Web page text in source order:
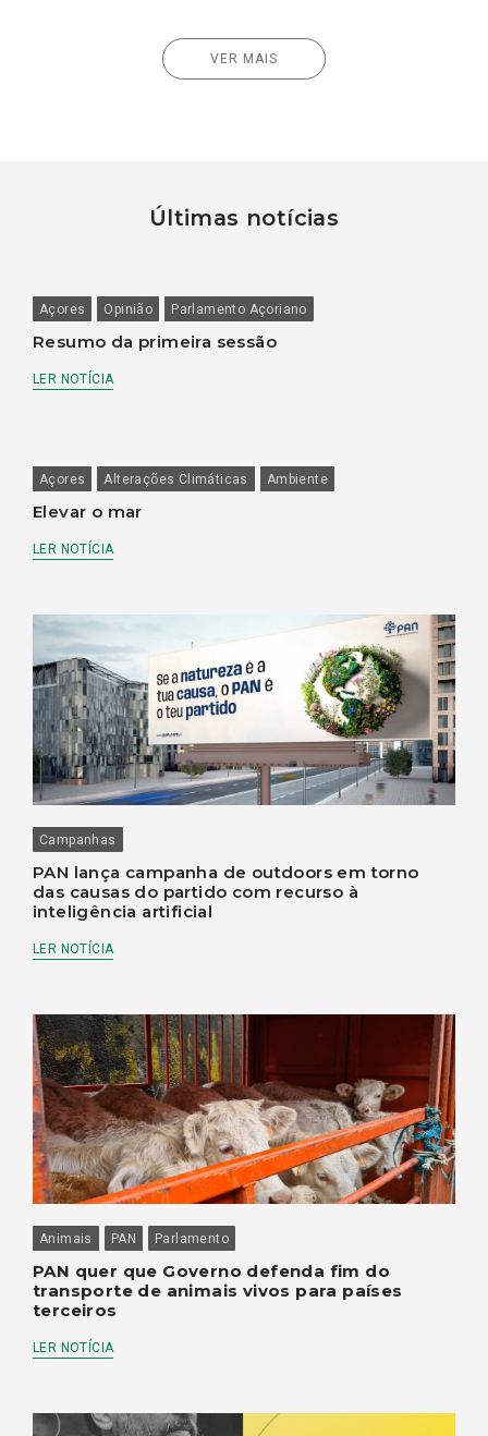
VER MAIS
Últimas notícias
Açores Opinião Parlamento Açoriano
Resumo da primeira sessão
LER NOTÍCIA
Açores Alterações Climáticas Ambiente
Elevar o mar
LER NOTÍCIA
Campanhas
PAN lança campanha de outdoors em torno
das causas do partido com recurso à
inteligência artificial
LER NOTÍCIA
Animais PAN Parlamento
PAN quer que Governo defenda fim do
transporte de animais vivos para países
terceiros
LER NOTÍCIA